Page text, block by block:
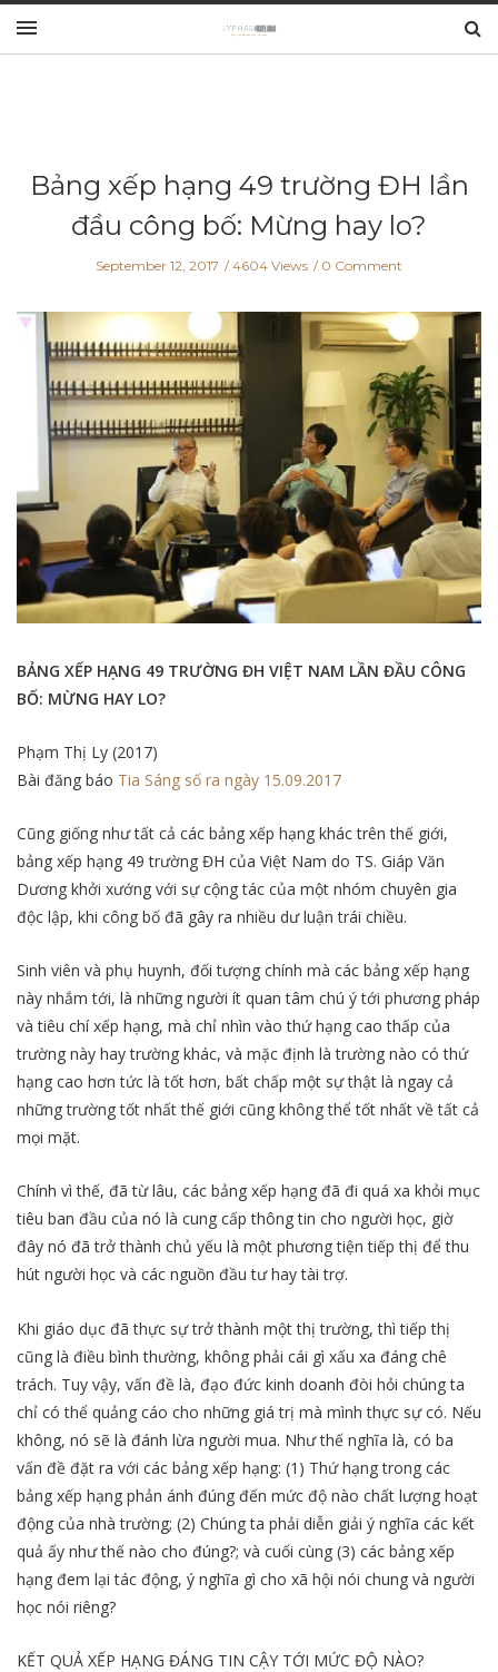
Bảng xếp hạng 49 trường ĐH lần
đầu công bố: Mừng hay lo?
September 12, 2017 4604 Views 0 Comment
BẢNG XẾP HẠNG 49 TRƯỜNG ĐH VIỆT NAM LẦN ĐẦU CÔNG
BỐ: MỪNG HAY LO?
Phạm Thị Ly (2017)
Bài đăng báo Tia Sáng số ra ngày 15.09.2017
Cũng giống như tất cả các bảng xếp hạng khác trên thế giới,
bảng xếp hạng 49 trường ĐH của Việt Nam do TS. Giáp Văn
Dương khởi xướng với sự cộng tác của một nhóm chuyên gia
độc lập, khi công bố đã gây ra nhiều dư luận trái chiều.
Sinh viên và phụ huynh, đối tượng chính mà các bảng xếp hạng
này nhắm tới, là những người ít quan tâm chú ý tới phương pháp
và tiêu chí xếp hạng, mà chỉ nhìn vào thứ hạng cao thấp của
trường này hay trường khác, và mặc định là trường nào có thứ
hạng cao hơn tức là tốt hơn, bất chấp một sự thật là ngay cả
những trường tốt nhất thế giới cũng không thể tốt nhất về tất cả
mọi mặt.
Chính vì thế, đã từ lâu, các bảng xếp hạng đã đi quá xa khỏi mục
tiêu ban đầu của nó là cung cấp thông tin cho người học, giờ
đây nó đã trở thành chủ yếu là một phương tiện tiếp thị để thu
hút người học và các nguồn đầu tư hay tài trợ.
Khi giáo dục đã thực sự trở thành một thị trường, thì tiếp thị
cũng là điều bình thường, không phải cái gì xấu xa đáng chê
trách. Tuy vậy, vấn đề là, đạo đức kinh doanh đòi hỏi chúng ta
chỉ có thể quảng cáo cho những giá trị mà mình thực sự có. Nếu
không, nó sẽ là đánh lừa người mua. Như thế nghĩa là, có ba
vấn đề đặt ra với các bảng xếp hạng: (1) Thứ hạng trong các
bảng xếp hạng phản ánh đúng đến mức độ nào chất lượng hoạt
động của nhà trường; (2) Chúng ta phải diễn giải ý nghĩa các kết
quả ấy như thế nào cho đúng?; và cuối cùng (3) các bảng xếp
hạng đem lại tác động, ý nghĩa gì cho xã hội nói chung và người
học nói riêng?
KẾT QUẢ XẾP HẠNG ĐÁNG TIN CẬY TỚI MỨC ĐỘ NÀO?